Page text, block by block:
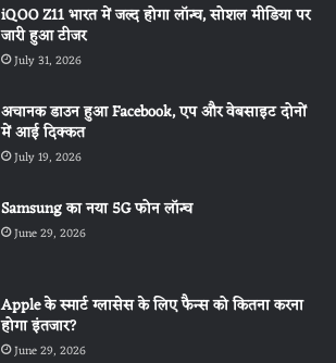
iQOO Z11 भारत में जल्द होगा लॉन्च, सोशल मीडिया पर
जारी हुआ टीजर
July 31, 2026
अचानक डाउन हुआ Facebook, एप और वेबसाइट दोनों
में आई दिक्कत
July 19, 2026
Samsung का नया 5G फोन लॉन्च
June 29, 2026
Apple के स्मार्ट ग्लासेस के लिए फैन्स को कितना करना
होगा इंतजार?
June 29, 2026